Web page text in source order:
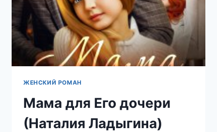
ЖЕНСКИЙ РОМАН
Мама для Его дочери
(Наталия Ладыгина)